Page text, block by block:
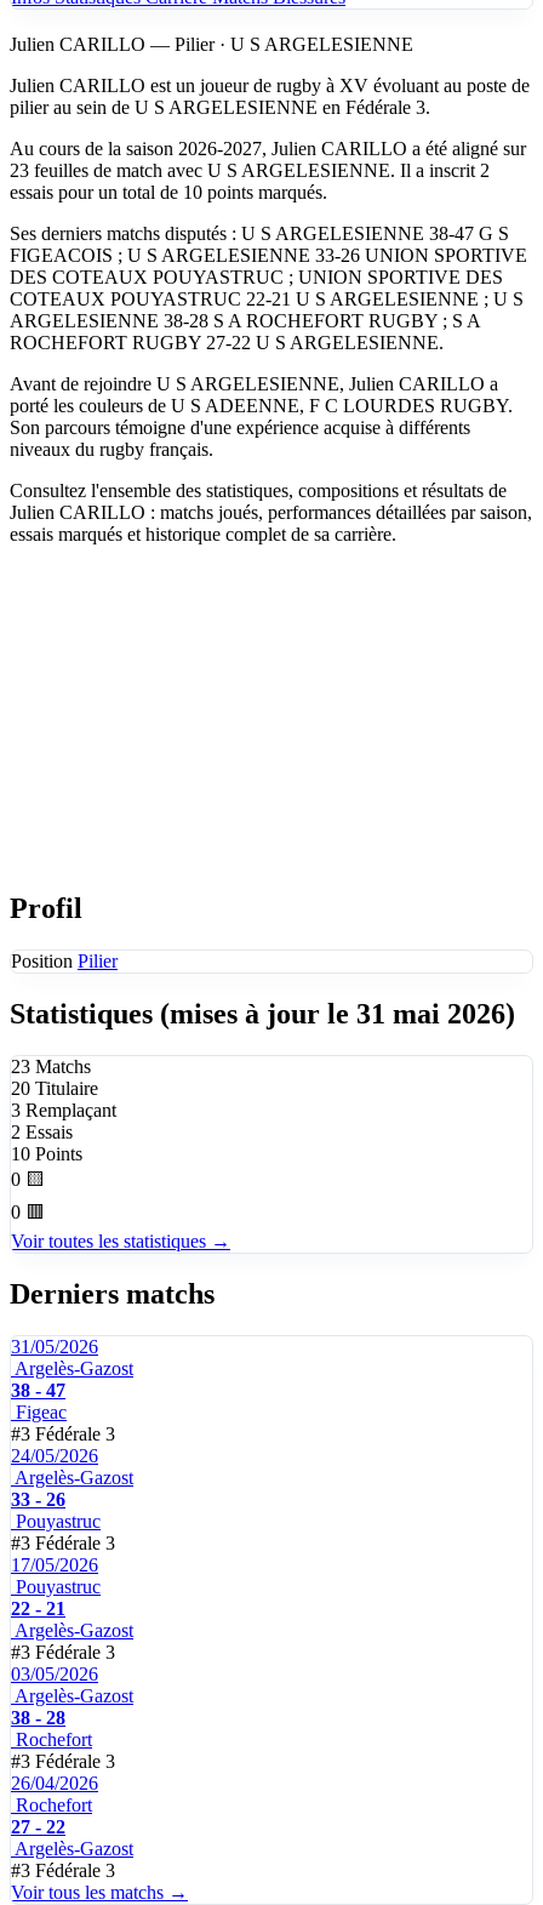
Julien CARILLO — Pilier · U S ARGELESIENNE
Julien CARILLO est un joueur de rugby à XV évoluant au poste de
pilier au sein de U S ARGELESIENNE en Fédérale 3.
Au cours de la saison 2026-2027, Julien CARILLO a été aligné sur
23 feuilles de match avec U S ARGELESIENNE. Il a inscrit 2
essais pour un total de 10 points marqués.
Ses derniers matchs disputés : U S ARGELESIENNE 38-47 G S
FIGEACOIS ; U S ARGELESIENNE 33-26 UNION SPORTIVE
DES COTEAUX POUYASTRUC ; UNION SPORTIVE DES
COTEAUX POUYASTRUC 22-21 U S ARGELESIENNE ; U S
ARGELESIENNE 38-28 S A ROCHEFORT RUGBY ; S A
ROCHEFORT RUGBY 27-22 U S ARGELESIENNE.
Avant de rejoindre U S ARGELESIENNE, Julien CARILLO a
porté les couleurs de U S ADEENNE, F C LOURDES RUGBY.
Son parcours témoigne d'une expérience acquise à différents
niveaux du rugby français.
Consultez l'ensemble des statistiques, compositions et résultats de
Julien CARILLO : matchs joués, performances détaillées par saison,
essais marqués et historique complet de sa carrière.
Profil
Position Pilier
Statistiques (mises à jour le 31 mai 2026)
23 Matchs
20 Titulaire
3 Remplaçant
2 Essais
10 Points
0 🟨
0 🟥
Voir toutes les statistiques →
Derniers matchs
31/05/2026
Argelès-Gazost
38 - 47
Figeac
#3 Fédérale 3
24/05/2026
Argelès-Gazost
33 - 26
Pouyastruc
#3 Fédérale 3
17/05/2026
Pouyastruc
22 - 21
Argelès-Gazost
#3 Fédérale 3
03/05/2026
Argelès-Gazost
38 - 28
Rochefort
#3 Fédérale 3
26/04/2026
Rochefort
27 - 22
Argelès-Gazost
#3 Fédérale 3
Voir tous les matchs →